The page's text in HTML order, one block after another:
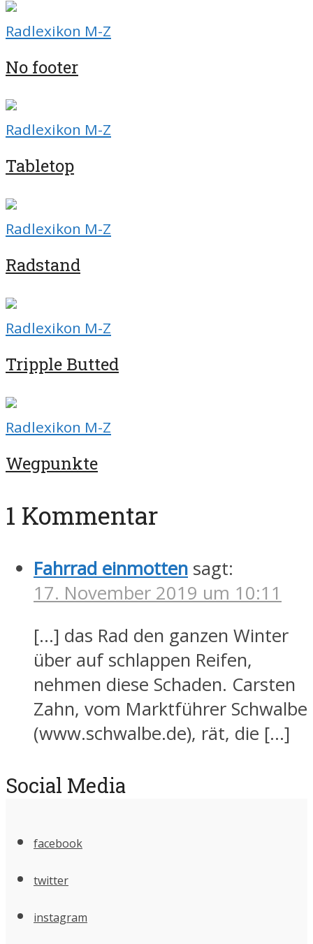
Radlexikon M-Z
No footer
Radlexikon M-Z
Tabletop
Radlexikon M-Z
Radstand
Radlexikon M-Z
Tripple Butted
Radlexikon M-Z
Wegpunkte
1 Kommentar
Fahrrad einmotten sagt:
17. November 2019 um 10:11
[…] das Rad den ganzen Winter
über auf schlappen Reifen,
nehmen diese Schaden. Carsten
Zahn, vom Marktführer Schwalbe
(www.schwalbe.de), rät, die […]
Social Media
facebook
twitter
instagram